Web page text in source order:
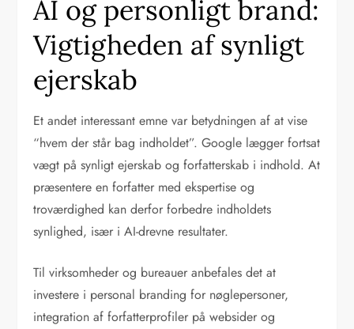
AI og personligt brand:
Vigtigheden af synligt
ejerskab
Et andet interessant emne var betydningen af at vise
“hvem der står bag indholdet”. Google lægger fortsat
vægt på synligt ejerskab og forfatterskab i indhold. At
præsentere en forfatter med ekspertise og
troværdighed kan derfor forbedre indholdets
synlighed, især i AI-drevne resultater.
Til virksomheder og bureauer anbefales det at
investere i personal branding for nøglepersoner,
integration af forfatterprofiler på websider og